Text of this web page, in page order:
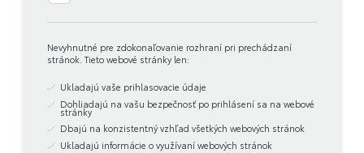
Nevyhnutné pre zdokonaľovanie rozhraní pri prechádzaní
stránok. Tieto webové stránky len:
Ukladajú vaše prihlasovacie údaje
Dohliadajú na vašu bezpečnosť po prihlásení sa na webové
stránky
Dbajú na konzistentný vzhľad všetkých webových stránok
Ukladajú informácie o využívaní webových stránok